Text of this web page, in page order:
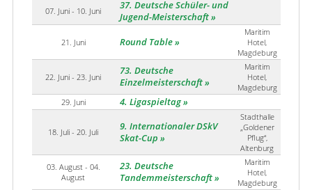
07. Juni - 10. Juni
37. Deutsche Schüler- und
Jugend-Meisterschaft
21. Juni Round Table
Maritim
Hotel,
Magdeburg
22. Juni - 23. Juni
73. Deutsche
Einzelmeisterschaft
Maritim
Hotel,
Magdeburg
29. Juni
4. Ligaspieltag
18. Juli - 20. Juli
9. Internationaler DSkV
Skat-Cup
Stadthalle
„Goldener
Pflug“,
Altenburg
03. August - 04.
August
23. Deutsche
Tandemmeisterschaft
Maritim
Hotel,
Magdeburg